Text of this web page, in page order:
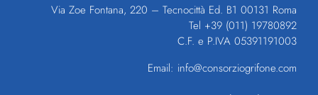
Via Zoe Fontana, 220 – Tecnocittà Ed. B1 00131 Roma
Tel +39 (011) 19780892
C.F. e P.IVA 05391191003
Email: info@consorziogrifone.com